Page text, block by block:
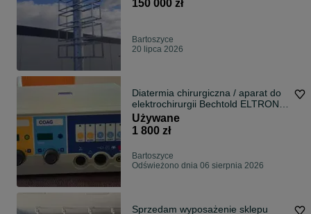
150 000 zł
Bartoszyce
20 lipca 2026
Diatermia chirurgiczna / aparat do
elektrochirurgii Bechtold ELTRON
80rmia
Używane
1 800 zł
Bartoszyce
Odświeżono dnia 06 sierpnia 2026
Sprzedam wyposażenie sklepu